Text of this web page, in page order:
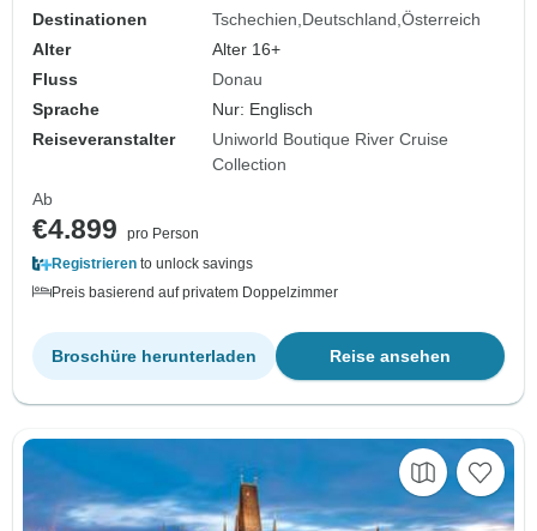
Destinationen
Tschechien Deutschland Österreich
Alter
Alter 16+
Fluss
Donau
Sprache
Nur: Englisch
Reiseveranstalter
Uniworld Boutique River Cruise
Collection
Ab
€4.899
pro Person
Registrieren to unlock savings
Preis basierend auf privatem Doppelzimmer
Reise ansehen
Broschüre herunterladen